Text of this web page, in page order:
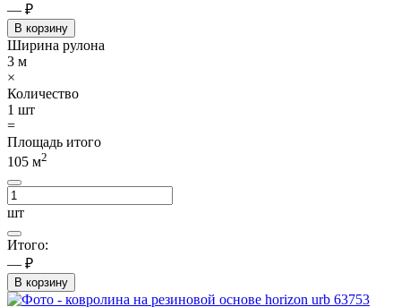
— ₽
В корзину
Ширина рулона
3 м
×
Количество
1 шт
=
Площадь итого
105 м2
шт
Итого:
— ₽
В корзину